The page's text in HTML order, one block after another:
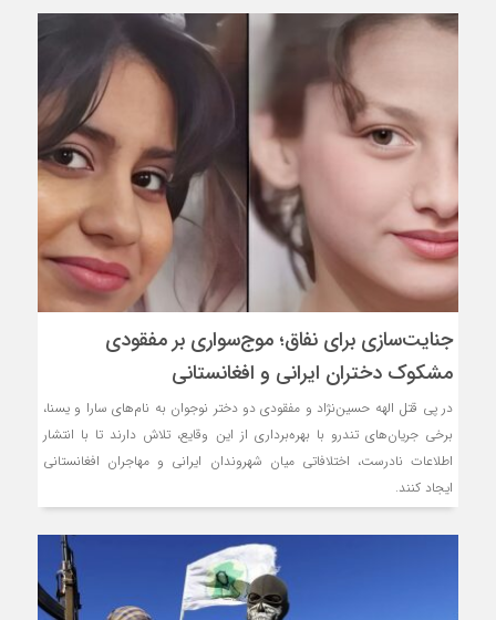
جنایت‌سازی برای نفاق؛ موج‌سواری بر مفقودی
مشکوک دختران ایرانی و افغانستانی
در پی قتل الهه حسین‌نژاد و مفقودی دو دختر نوجوان به نام‌های سارا و یسنا،
برخی جریان‌های تندرو با بهره‌برداری از این وقایع، تلاش دارند تا با انتشار
اطلاعات نادرست، اختلافاتی میان شهروندان ایرانی و مهاجران افغانستانی
ایجاد کنند.